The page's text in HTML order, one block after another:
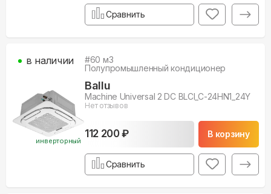
Сравнить
инверторный
#60 м3
Полупромышленный кондиционер
Ballu
Machine Universal 2 DC BLCI_C-24HN1_24Y
Нет отзывов
112 200 ₽ В корзину
в наличии
Сравнить